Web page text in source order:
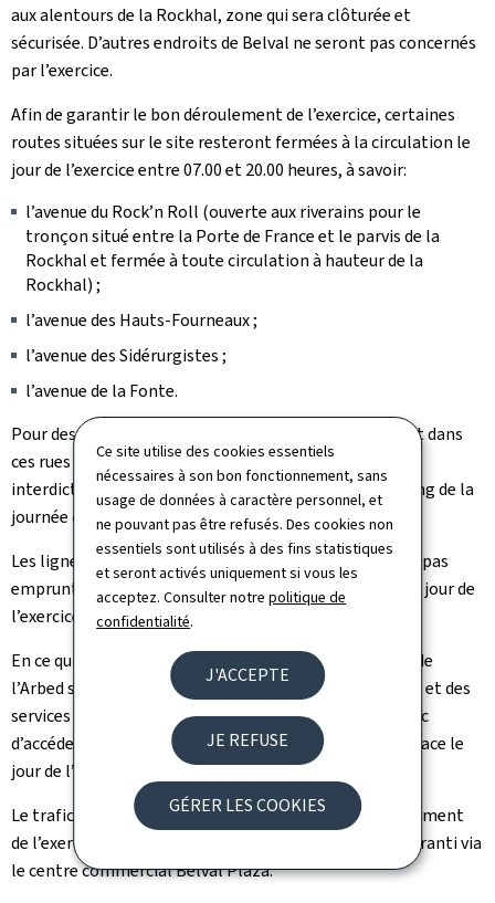
Ce site utilise des cookies essentiels
nécessaires à son bon fonctionnement, sans
usage de données à caractère personnel, et
ne pouvant pas être refusés. Des cookies non
essentiels sont utilisés à des fins statistiques
et seront activés uniquement si vous les
acceptez. Consulter notrepolitique de
confidentialité.
J'ACCEPTE
JE REFUSE
GÉRER LES COOKIES
aux alentours de la Rockhal, zone qui sera clôturée et
sécurisée. D’autres endroits de Belval ne seront pas concernés
par l’exercice.
Afin de garantir le bon déroulement de l’exercice, certaines
routes situées sur le site resteront fermées à la circulation le
jour de l’exercice entre 07.00 et 20.00 heures, à savoir:
l’avenue du Rock’n Roll (ouverte aux riverains pour le
tronçon situé entre la Porte de France et le parvis de la
Rockhal et fermée à toute circulation à hauteur de la
Rockhal) ;
l’avenue des Hauts-Fourneaux ;
l’avenue des Sidérurgistes ;
l’avenue de la Fonte.
Pour des raisons de sécurité, les bâtiments se trouvant dans
ces rues ne pourront être rejoints par véhicule. Une
interdiction de stationnement s’appliquera tout au long de la
journée dans ces rues.
Les lignes de bus N°4, N°7 et N°15 du TICE ne pourront pas
emprunter l’avenue du Rock’n Roll et seront déviées le jour de
l’exercice.
En ce qui concerne l’accès routier au site Belval, la rue de
l’Arbed sera réservée aux véhicules des forces de l’ordre et des
services de secours. Une déviation permettant au public
d’accéder à la partie non fermée du site sera mise en place le
jour de l’exercice.
Le trafic ferroviaire ne sera pas perturbé par le déroulement
de l’exercice. L’accès à la gare Belval-Université sera garanti via
le centre commercial Belval Plaza.